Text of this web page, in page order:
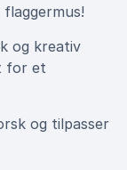
og kreativ
for et
og tilpasser